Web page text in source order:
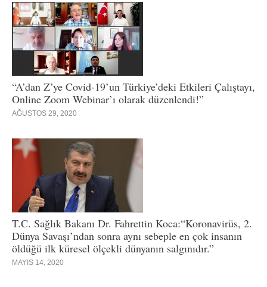
“A’dan Z’ye Covid-19’un Türkiye’deki Etkileri Çalıştayı,
Online Zoom Webinar’ı olarak düzenlendi!”
AĞUSTOS 29, 2020
T.C. Sağlık Bakanı Dr. Fahrettin Koca:“Koronavirüs, 2.
Dünya Savaşı’ndan sonra aynı sebeple en çok insanın
öldüğü ilk küresel ölçekli dünyanın salgınıdır.”
MAYIS 14, 2020